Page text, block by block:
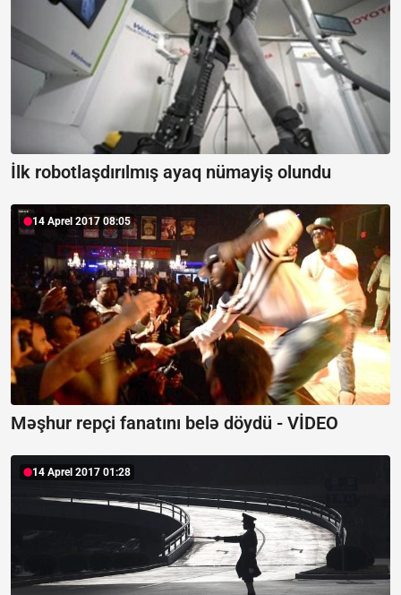
İlk robotlaşdırılmış ayaq nümayiş olundu
14 Aprel 2017 08:05
Məşhur repçi fanatını belə döydü - VİDEO
14 Aprel 2017 01:28